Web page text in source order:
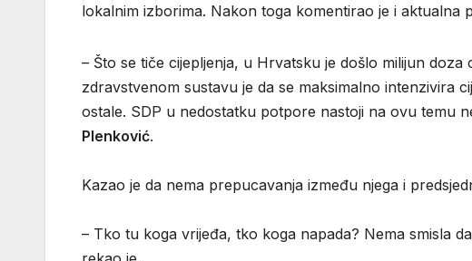
lokalnim izborima. Nakon toga komentirao je i aktualna
– Što se tiče cijepljenja, u Hrvatsku je došlo milijun
zdravstvenom sustavu je da se maksimalno intenzivira
ostale. SDP u nedostatku potpore nastoji na ovu temu
Plenković.
Kazao je da nema prepucavanja između njega i
– Tko tu koga vrijeđa, tko koga napada? Nema smisla